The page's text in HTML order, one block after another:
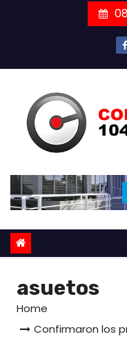
asuetos
Home
Confirmaron los